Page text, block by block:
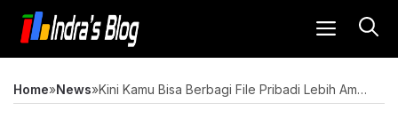
Langsung
isi
MENU
Home»News» Kini Kamu Bisa Berbagi File Pribadi Lebih Aman dengan Firefox Send